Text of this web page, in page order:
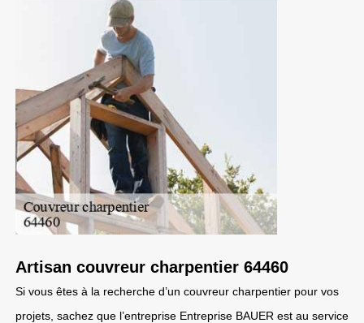
Artisan couvreur charpentier 64460
Si vous êtes à la recherche d’un couvreur charpentier pour vos
projets, sachez que l’entreprise Entreprise BAUER est au service